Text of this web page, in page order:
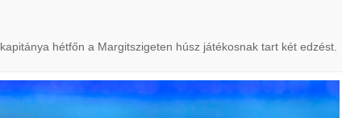
hétfőn a Margitszigeten húsz játékosnak tart két edzést.